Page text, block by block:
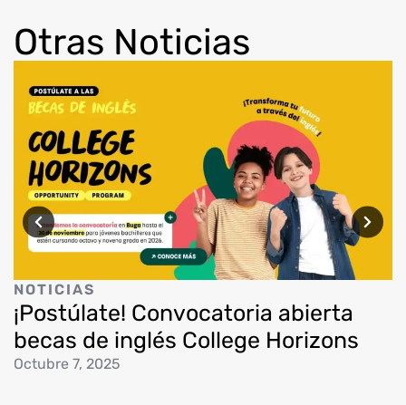
Otras Noticias
NOTICIAS
¡Postúlate! Convocatoria abierta
becas de inglés College Horizons
Octubre 7, 2025